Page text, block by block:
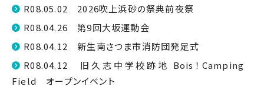
R08.05.02 2026吹上浜砂の祭典前夜祭
R08.04.26 第9回大坂運動会
R08.04.12 新生南さつま市消防団発足式
R08.04.12 旧久志中学校跡地 Bois！Camping
Field オープンイベント